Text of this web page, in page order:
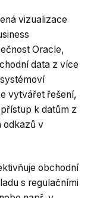
vizualizace
Oracle,
data z více
vytvářet řešení,
k datům z
odkazů v
obchodní
s regulačními